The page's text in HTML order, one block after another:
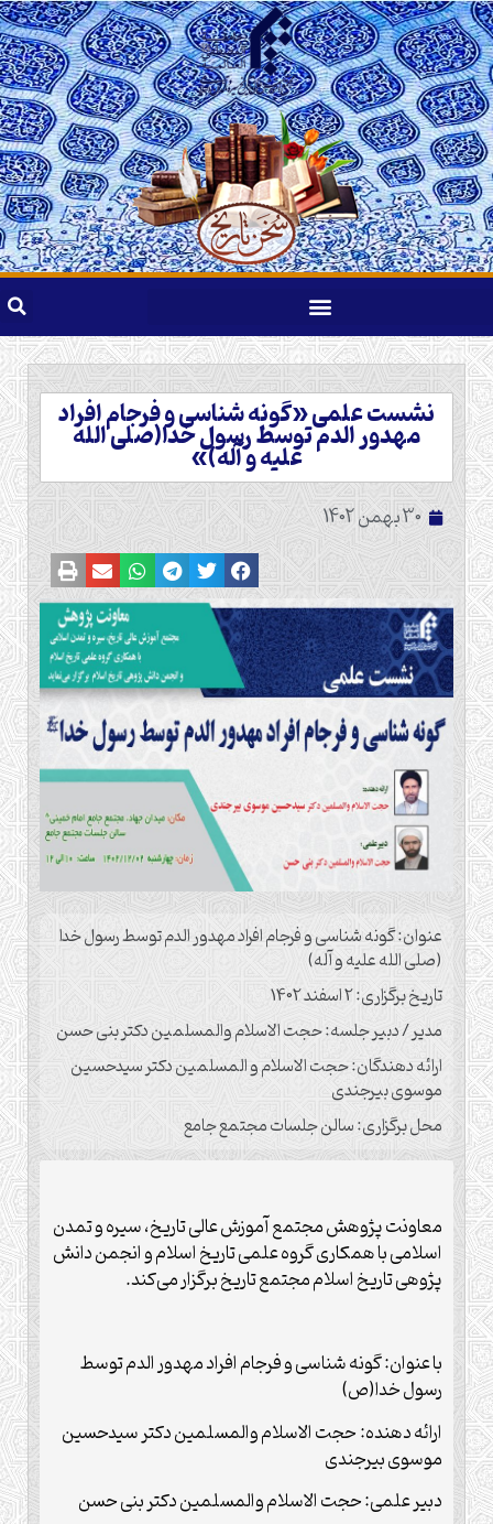
نشست علمی «گونه شناسی و فرجام افراد
مهدور الدم توسط رسول خدا(صلی الله
علیه و آله)»
30 بهمن 1402
عنوان: گونه شناسی و فرجام افراد مهدور الدم توسط رسول خدا
(صلی الله علیه و آله)
تاریخ برگزاری: 2 اسفند 1402
مدیر / دبیر جلسه: حجت الاسلام والمسلمین دکتر بنی حسن
ارائه دهندگان: حجت الاسلام و المسلمین دکتر سیدحسین
موسوی بیرجندی
محل برگزاری: سالن جلسات مجتمع جامع
معاونت پژوهش مجتمع آموزش عالی تاریخ، سیره و تمدن
اسلامی با همکاری گروه علمی تاریخ اسلام و انجمن دانش
پژوهی تاریخ اسلام مجتمع تاریخ برگزار می‌کند.
با عنوان: گونه شناسی و فرجام افراد مهدور الدم توسط
رسول خدا(ص)
ارائه دهنده: حجت الاسلام والمسلمین دکتر سیدحسین
موسوی بیرجندی
دبیر علمی: حجت الاسلام والمسلمین دکتر بنی حسن